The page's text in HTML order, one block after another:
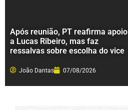
Após reunião, PT reafirma apoio
a Lucas Ribeiro, mas faz
ressalvas sobre escolha do vice
João Dantas 07/08/2026